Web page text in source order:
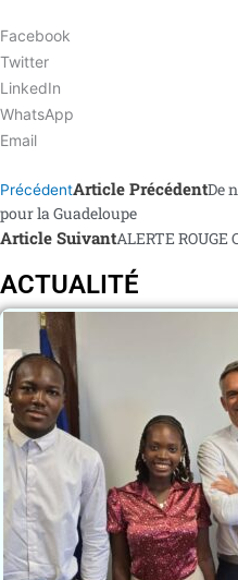
Facebook
Twitter
LinkedIn
WhatsApp
Email
PrécédentArticle PrécédentDe
pour la Guadeloupe
Article SuivantALERTE ROUGE
ACTUALITÉ